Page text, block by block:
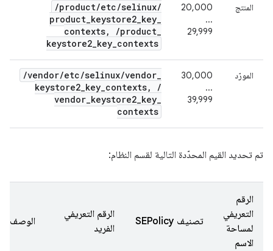
المنتج
20,000
...
29,999
/product/etc/selinux/
product_keystore2_key_
contexts, /product_
keystore2_key_contexts
المورّد
30,000
...
39,999
/vendor/etc/selinux/vendor_
keystore2_key_contexts,
/
vendor_keystore2_key_
contexts
تم تحديد القيم المحدّدة التالية لقسم النظام:
الرقم
التعريفي
لمساحة
الاسم
تصنيف SEPolicy
الرقم التعريفي
الفريد
الوصف